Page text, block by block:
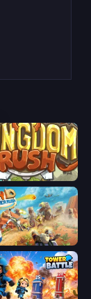
Rush
Tower Rush